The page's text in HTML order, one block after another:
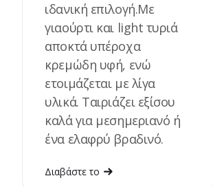
ιδανική επιλογή.Με
γιαούρτι και light τυριά
αποκτά υπέροχα
κρεμώδη υφή, ενώ
ετοιμάζεται με λίγα
υλικά. Ταιριάζει εξίσου
καλά για μεσημεριανό ή
ένα ελαφρύ βραδινό.
Διαβάστε το